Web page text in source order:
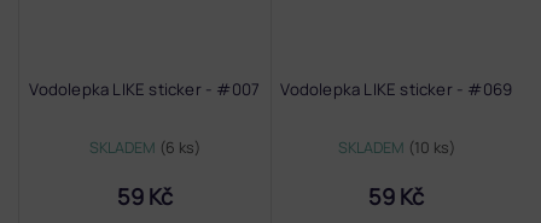
Vodolepka LIKE sticker - #007
SKLADEM (6 ks)
59 Kč
Vodolepka LIKE sticker - #069
SKLADEM (10 ks)
59 Kč